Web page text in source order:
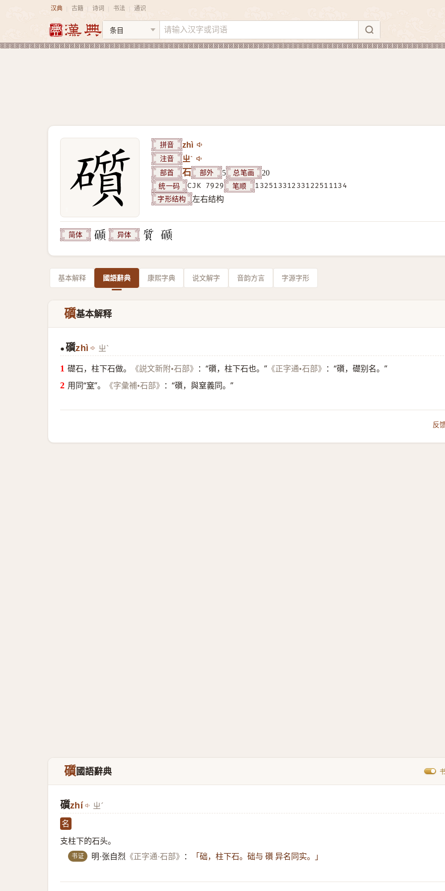
汉典 古籍 诗词 书法 通识
拼音 zhì
注音 ㄓˋ
部首 石 部外 5 总笔画 20
统一码 CJK 7929 笔顺 13251331233122511134
字形结构 左右结构
简体 异体
基本解释 國語辭典 康熙字典 说文解字 音韵方言 字源字形
礩基本解释
● 礩zhì ㄓˋ
礎石，柱下石做。 《説文新附•石部》 ：“礩，柱下石也。” 《正字通•石部》
：“礩，礎别名。”
用同“窒”。 《字彙補•石部》 ：“礩，與窒義同。”
反
礩國語辭典
礩zhí ㄓˊ
名
支柱下的石头。
书证 明·张自烈 《正字通·石部》 ： 「础，柱下石。础与 礩 异名同实。」